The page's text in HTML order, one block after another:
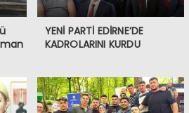
YENİ PARTİ EDİRNE’DE
KADROLARINI KURDU